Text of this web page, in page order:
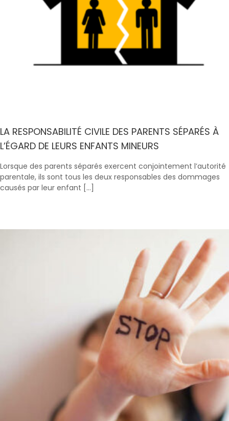
LA RESPONSABILITÉ CIVILE DES PARENTS SÉPARÉS À
L’ÉGARD DE LEURS ENFANTS MINEURS
Lorsque des parents séparés exercent conjointement l’autorité
parentale, ils sont tous les deux responsables des dommages
causés par leur enfant […]